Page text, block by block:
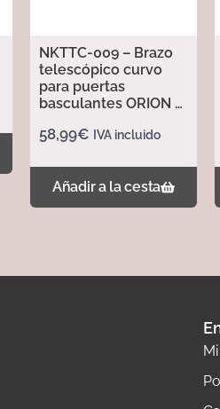
NKTTC-009 – Brazo
telescópico curvo
para puertas
basculantes ORION –
58,99€ IVA incluido
Añadir a la cesta